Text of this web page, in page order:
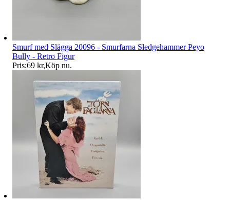
Smurf med Slägga 20096 - Smurfarna Sledgehammer Peyo
Bully - Retro Figur
Pris:69 kr,Köp nu.